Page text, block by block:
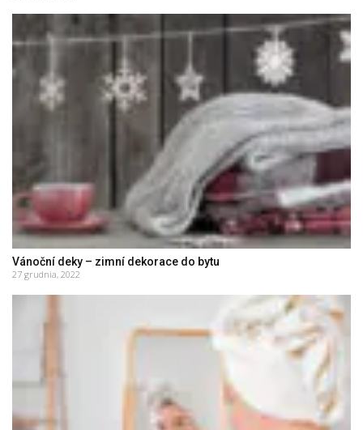
Vánoční deky – zimní dekorace do bytu
27 grudnia, 2022